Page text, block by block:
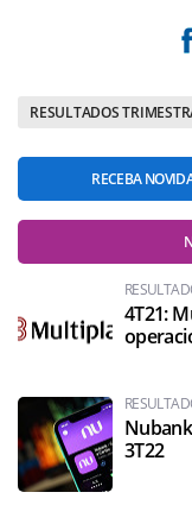
RESULTADOS
RECEBA
4T21:
3T22